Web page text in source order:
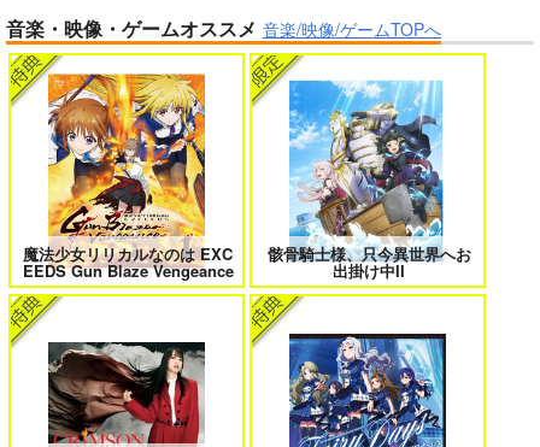
BLUE nankaAkanjin
oOMNIBUS
ハイパーソニックソウ
3,025円（税込）
Fate/Grand Order
アルジュナ
カルナ
サンプル
英雄戦記～ 10
ボクの理想の異世界生活 転生したら
ケモ耳娘だらけの世界でハーレムに
3
異世界から来た君と共に過ごす日常
2
＃ラブコメ好きとこっそり繋がりた
い
エロゲの鬱エンドからヒロイン達を
救済したら 2
音楽・映像・ゲームオススメ 音楽/映像/ゲームTOPへ
魔法少女リリカルなのは EXC
EEDS Gun Blaze Vengeance
骸骨騎士様、只今異世界へお
出掛け中II